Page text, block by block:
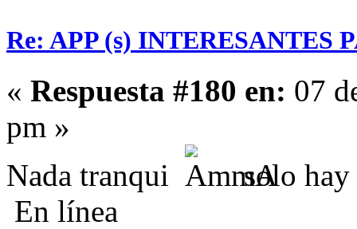
Re: APP (s) INTERESANTES
« Respuesta #180 en: 07
pm »
Nada tranqui
solo
En línea